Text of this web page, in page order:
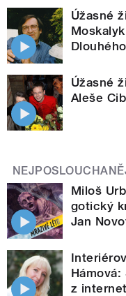
Úžasné
Dlouhého
Úžasné
Aleše
Miloš
gotický
Jan
z